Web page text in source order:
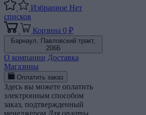
Избранное Нет
списков
Корзина 0 ₽
Барнаул, Павловский тракт,
206Б
О компании Доставка
Магазины
Оплатить заказ
Здесь вы можете оплатить
электронным способом
заказ, подтвержденный
менеджером Для оплаты